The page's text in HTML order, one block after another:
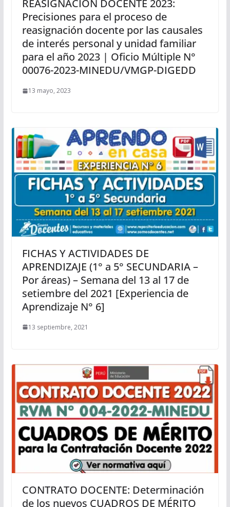
REASIGNACION DOCENTE 2023:
Precisiones para el proceso de
reasignación docente por las causales
de interés personal y unidad familiar
para el año 2023 | Oficio Múltiple N°
00076-2023-MINEDU/VMGP-DIGEDD
13 mayo, 2023
FICHAS Y ACTIVIDADES DE
APRENDIZAJE (1° a 5° SECUNDARIA –
Por áreas) – Semana del 13 al 17 de
setiembre del 2021 [Experiencia de
Aprendizaje N° 6]
13 septiembre, 2021
CONTRATO DOCENTE: Determinación
de los nuevos CUADROS DE MÉRITO